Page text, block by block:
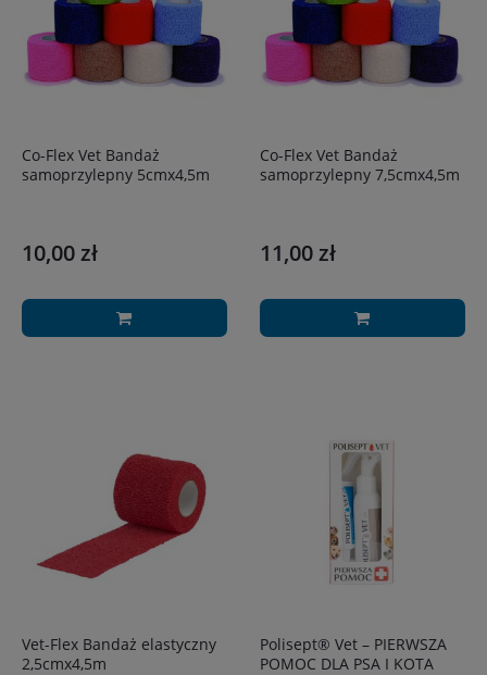
Co-Flex Vet Bandaż
samoprzylepny 5cmx4,5m
10,00 zł
Co-Flex Vet Bandaż
samoprzylepny 7,5cmx4,5m
11,00 zł
Vet-Flex Bandaż elastyczny
2,5cmx4,5m
Polisept® Vet – PIERWSZA
POMOC DLA PSA I KOTA